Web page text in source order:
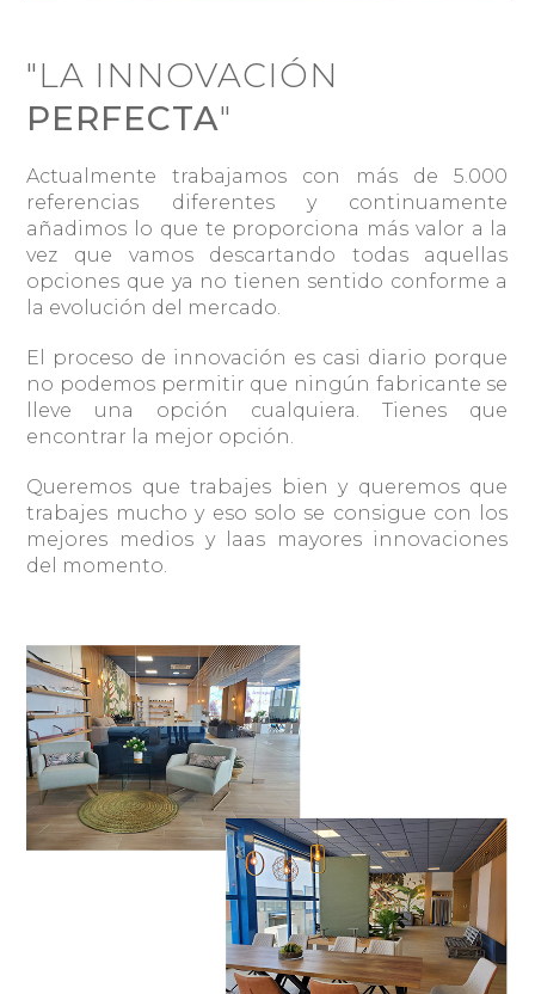
"LA INNOVACIÓN
PERFECTA"
Actualmente trabajamos con más de 5.000
referencias diferentes y continuamente
añadimos lo que te proporciona más valor a la
vez que vamos descartando todas aquellas
opciones que ya no tienen sentido conforme a
la evolución del mercado.
El proceso de innovación es casi diario porque
no podemos permitir que ningún fabricante se
lleve una opción cualquiera. Tienes que
encontrar la mejor opción.
Queremos que trabajes bien y queremos que
trabajes mucho y eso solo se consigue con los
mejores medios y laas mayores innovaciones
del momento.